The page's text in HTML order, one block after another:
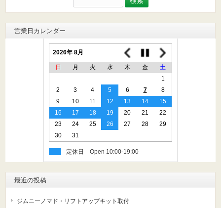
索:
営業日カレンダー
2026年 8月
日 月 火 水 木 金
土
1
2
3 4 5 6 7
8
9
10 11 12 13 14
15
16
17 18 19 20 21
22
23
24 25 26 27 28
29
30
31
定休日
最近の投稿
ジムニーノマド・リフトアップキット取付